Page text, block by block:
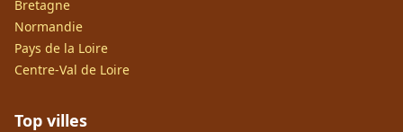
Bretagne
Normandie
Pays de la Loire
Centre-Val de Loire
Top villes